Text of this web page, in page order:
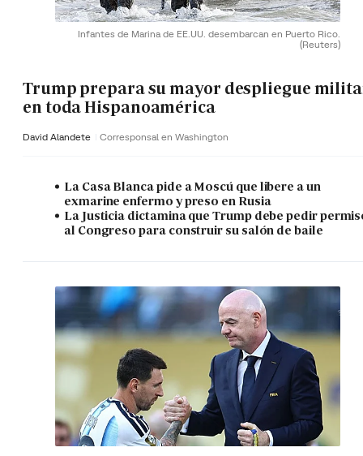
Infantes de Marina de EE.UU. desembarcan en Puerto Rico.
(Reuters)
Trump prepara su mayor despliegue
en toda Hispanoamérica
David Alandete Corresponsal en Washington
La Casa Blanca pide a Moscú que libere a un
exmarine enfermo y preso en Rusia
La Justicia dictamina que Trump debe pedir
al Congreso para construir su salón de baile